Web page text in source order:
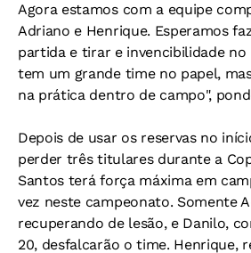
Agora estamos com a equipe
Adriano e Henrique. Esperamos
partida e tirar e invencibilidade no
tem um grande time no papel,
na prática dentro de campo",
Depois de usar os reservas no
perder três titulares durante a
Santos terá força máxima em
vez neste campeonato. Somente
recuperando de lesão, e Danilo,
20, desfalcarão o time. Henrique,